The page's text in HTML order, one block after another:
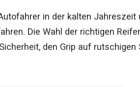
in der kalten Jahreszeit
Die Wahl der richtigen
den Grip auf